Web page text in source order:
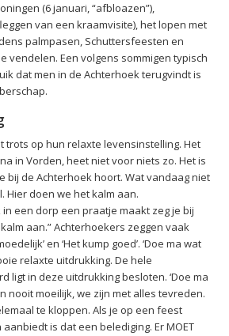
(6 januari, “afbloazen”),
van een kraamvisite), het lopen met
palmpasen, Schuttersfeesten en
vendelen. Een volgens sommigen typisch
dat men in de Achterhoek terugvindt is
trots op hun relaxte levensinstelling. Het
in Vorden, heet niet voor niets zo. Het is
bij de Achterhoek hoort. Wat vandaag niet
Hier doen we het kalm aan.
een dorp een praatje maakt zeg je bij
aan.” Achterhoekers zeggen vaak
en ‘Het kump goed’. ‘Doe ma wat
relaxte uitdrukking. De hele
ligt in deze uitdrukking besloten. ‘Doe ma
nooit moeilijk, we zijn met alles tevreden.
te kloppen. Als je op een feest
is dat een belediging. Er MOET